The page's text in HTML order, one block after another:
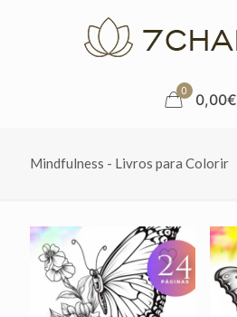
0 0,00€
Mindfulness - Livros para Colorir